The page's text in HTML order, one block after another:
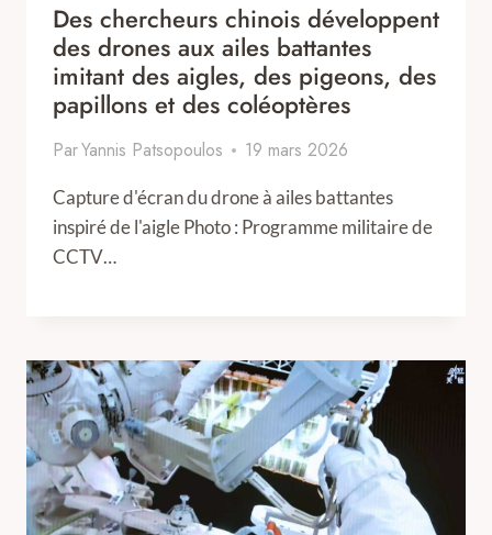
Des chercheurs chinois développent
des drones aux ailes battantes
imitant des aigles, des pigeons, des
papillons et des coléoptères
ParYannis Patsopoulos 19 mars 2026
Capture d'écran du drone à ailes battantes
inspiré de l'aigle Photo : Programme militaire de
CCTV…